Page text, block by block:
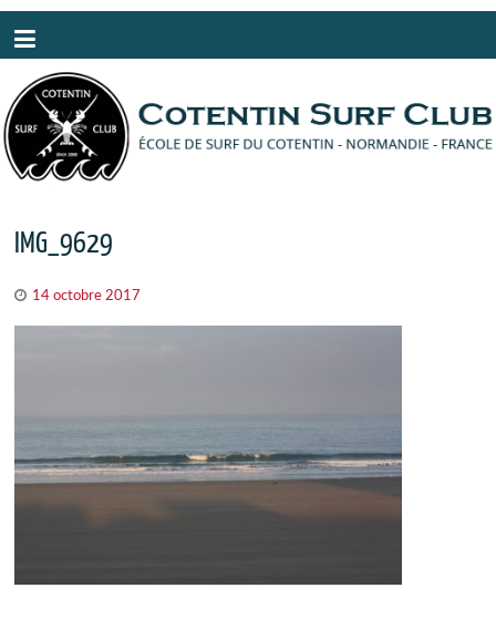
IMG_9629
14 octobre 2017
Panneau de gestion des cookies